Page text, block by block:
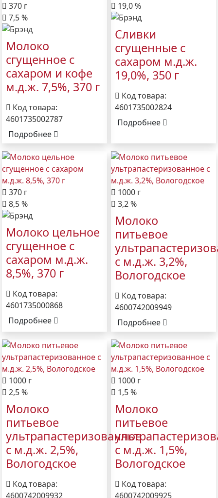
370 г
7,5 %
Молоко
сгущенное с
сахаром и кофе
м.д.ж. 7,5%, 370 г
Код товара:
4601735002787
Подробнее
19,0 %
Сливки
сгущенные с
сахаром м.д.ж.
19,0%, 350 г
Код товара:
4601735002824
Подробнее
370 г
8,5 %
Молоко цельное
сгущенное с
сахаром м.д.ж.
8,5%, 370 г
Код товара:
4601735000868
Подробнее
1000 г
3,2 %
Молоко
питьевое
с м.д.ж. 3,2%,
Вологодское
Код товара:
4600742009949
Подробнее
1000 г
2,5 %
Молоко
питьевое
ультрапастеризованное
с м.д.ж. 2,5%,
Вологодское
Код товара:
4600742009932
1000 г
1,5 %
Молоко
питьевое
с м.д.ж. 1,5%,
Вологодское
Код товара:
4600742009925